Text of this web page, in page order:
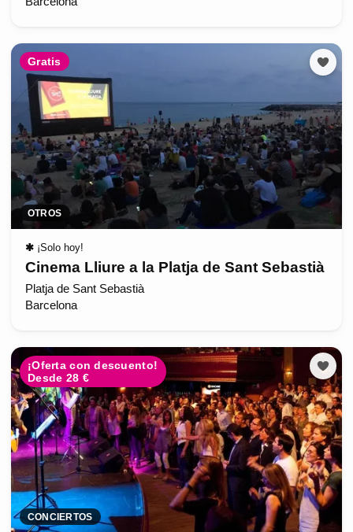
Gratis
OTROS
✱ ¡Solo hoy!
Cinema Lliure a la Platja de Sant Sebastià
Platja de Sant Sebastià
Barcelona
¡Oferta con descuento!
Desde 28 €
CONCIERTOS